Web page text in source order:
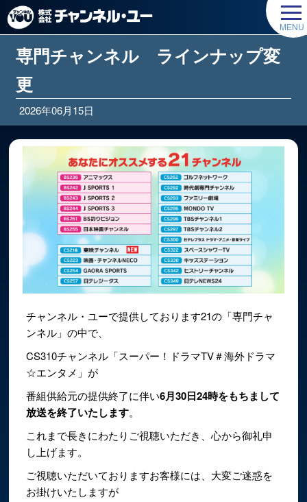
専門チャンネル ラインナップ変
更
2026年06月15日
チャンネル・ユーで提供しております21の「専門チャ
ンネル」の中で、
CS310チャンネル「スーパー！ドラマTV＃海外ドラマ
☆エンタメ」が
番組供給元の提供終了に伴い6月30日24時をもちまして
放送を終了いたします。
これまで長きにわたりご視聴いただき、心から御礼申
し上げます。
ご視聴いただいておりますお客様には、大変ご迷惑を
お掛けいたしますが